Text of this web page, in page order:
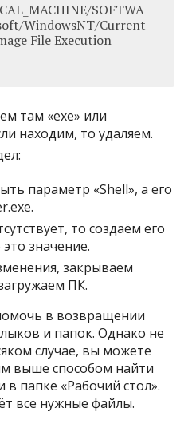
SOFTWA
WindowsNT/Current
File Execution
там «exe» или
находим, то удаляем.
параметр «Shell», а его
то создаём его
значение.
закрываем
ПК.
в возвращении
и папок. Однако не
случае, вы можете
выше способом найти
папке «Рабочий стол».
все нужные файлы.